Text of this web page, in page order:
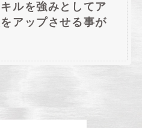
ルを強みとしてア
アップさせる事が